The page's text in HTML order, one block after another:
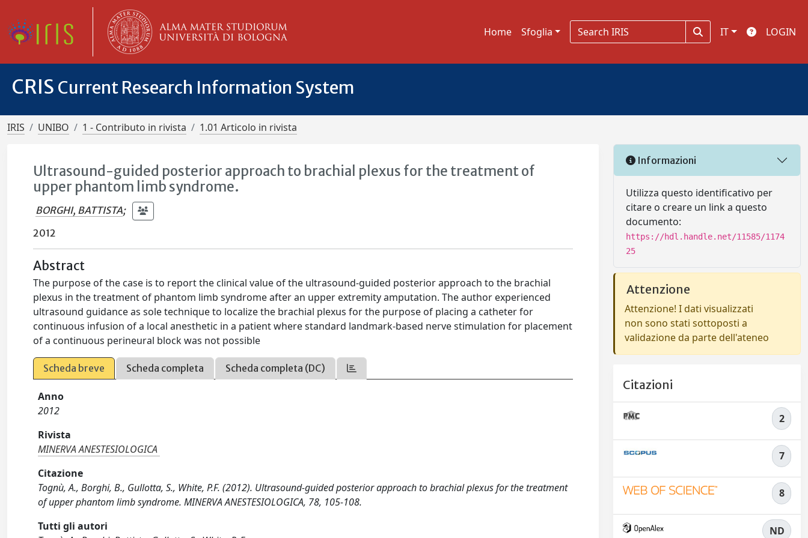
Home Sfoglia IT LOGIN
CRIS Current Research Information System
IRIS UNIBO 1 - Contributo in rivista 1.01 Articolo in rivista
Ultrasound-guided posterior approach to brachial plexus for the treatment of
upper phantom limb syndrome.
BORGHI, BATTISTA;
2012
Abstract
The purpose of the case is to report the clinical value of the ultrasound-guided posterior approach to the brachial
plexus in the treatment of phantom limb syndrome after an upper extremity amputation. The author experienced
ultrasound guidance as sole technique to localize the brachial plexus for the purpose of placing a catheter for
continuous infusion of a local anesthetic in a patient where standard landmark-based nerve stimulation for placement
of a continuous perineural block was not possible
Scheda breve Scheda completa Scheda completa (DC)
Anno
2012
Rivista
MINERVA ANESTESIOLOGICA
Citazione
Tognù, A., Borghi, B., Gullotta, S., White, P.F. (2012). Ultrasound-guided posterior approach to brachial plexus for the treatment
of upper phantom limb syndrome. MINERVA ANESTESIOLOGICA, 78, 105-108.
Tutti gli autori
Informazioni
Utilizza questo identificativo per
citare o creare un link a questo
documento:
https://hdl.handle.net/11585/1174
25
Attenzione
Attenzione! I dati visualizzati
non sono stati sottoposti a
validazione da parte dell'ateneo
Citazioni
2
7
8
ND